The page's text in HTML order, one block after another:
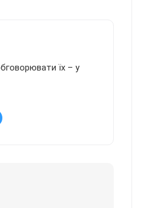
їх – у